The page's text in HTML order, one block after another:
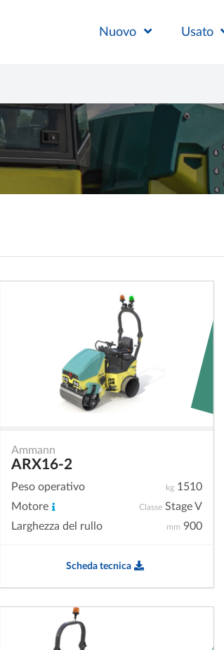
Nuovo Usato
Ammann
ARX16-2
kg1510
Peso operativo
ClasseStage V
Motore
mm 900
Larghezza del rullo
Scheda tecnica